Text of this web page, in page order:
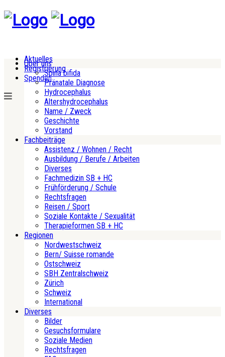
Aktuelles
Registrierung
Spenden
Über uns
Spina bifida
Pränatale Diagnose
Hydrocephalus
Altershydrocephalus
Name / Zweck
Geschichte
Vorstand
Fachbeiträge
Assistenz / Wohnen / Recht
Ausbildung / Berufe / Arbeiten
Diverses
Fachmedizin SB + HC
Frühförderung / Schule
Rechtsfragen
Reisen / Sport
Soziale Kontakte / Sexualität
Therapieformen SB + HC
Regionen
Nordwestschweiz
Bern/ Suisse romande
Ostschweiz
SBH Zentralschweiz
Zürich
Schweiz
International
Diverses
Bilder
Gesuchsformulare
Soziale Medien
Rechtsfragen